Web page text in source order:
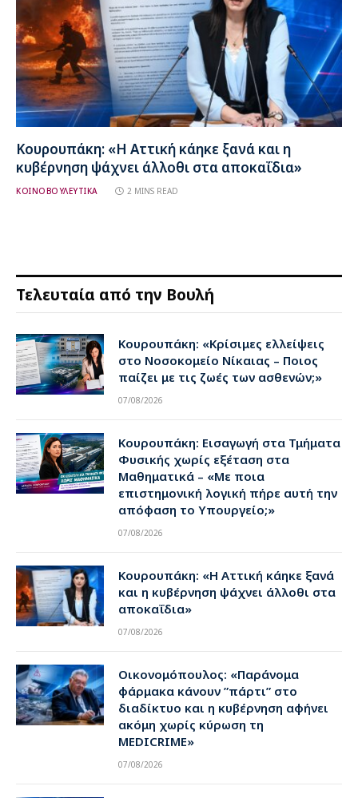
Κουρουπάκη: «Η Αττική κάηκε ξανά και η
κυβέρνηση ψάχνει άλλοθι στα αποκαΐδια»
ΚΟΙΝΟΒΟΥΛΕΥΤΙΚΑ 2 MINS READ
Τελευταία από την Βουλή
Κουρουπάκη: «Κρίσιμες ελλείψεις
στο Νοσοκομείο Νίκαιας – Ποιος
παίζει με τις ζωές των ασθενών;»
07/08/2026
Κουρουπάκη: Εισαγωγή στα Τμήματα
Φυσικής χωρίς εξέταση στα
Μαθηματικά – «Με ποια
επιστημονική λογική πήρε αυτή την
απόφαση το Υπουργείο;»
07/08/2026
Κουρουπάκη: «Η Αττική κάηκε ξανά
και η κυβέρνηση ψάχνει άλλοθι στα
αποκαΐδια»
07/08/2026
Οικονομόπουλος: «Παράνομα
φάρμακα κάνουν ”πάρτι” στο
διαδίκτυο και η κυβέρνηση αφήνει
ακόμη χωρίς κύρωση τη
MEDICRIME»
07/08/2026